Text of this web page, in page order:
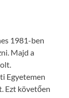
1981-ben
Majd a
Egyetemen
Ezt követően